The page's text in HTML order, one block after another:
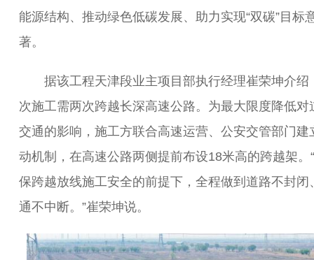
能源结构、推动绿色低碳发展、助力实现“双碳”目标
著。
据该工程天津段业主项目部执行经理崔荣坤介绍
次施工需两次跨越长深高速公路。为最大限度降低对
交通的影响，施工方联合高速运营、公安交管部门建
动机制，在高速公路两侧提前布设18米高的跨越架。
保跨越放线施工安全的前提下，全程做到道路不封闭
通不中断。”崔荣坤说。